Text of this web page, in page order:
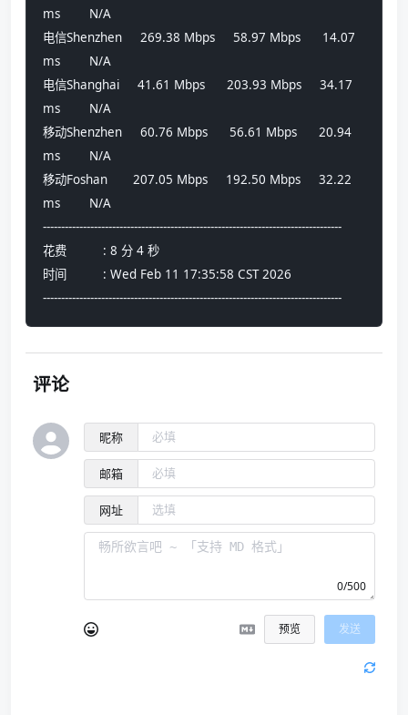
ms        N/A
电信Shenzhen     269.38 Mbps     58.97 Mbps      14.07
ms        N/A
电信Shanghai     41.61 Mbps      203.93 Mbps     34.17
ms        N/A
移动Shenzhen     60.76 Mbps      56.61 Mbps      20.94
ms        N/A
移动Foshan       207.05 Mbps     192.50 Mbps     32.22
ms        N/A
----------------------------------------------------------------------------------
花费          : 8 分 4 秒
时间          : Wed Feb 11 17:35:58 CST 2026
----------------------------------------------------------------------------------
评论
昵称
邮箱
网址
0/500
预览 发送